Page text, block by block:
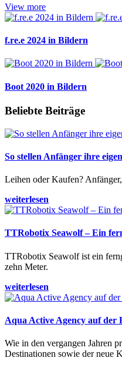
View more
f.re.e 2024 in Bildern
Boot 2020 in Bildern
Beliebte Beiträge
So stellen Anfänger ihre
Leihen oder Kaufen?
weiterlesen
TTRobotix Seawolf – Ein
TTRobotix Seawolf ist ein
zehn Meter.
weiterlesen
Aqua Active Agency auf der
Wie in den vergangen Jahren
Destinationen sowie der neue